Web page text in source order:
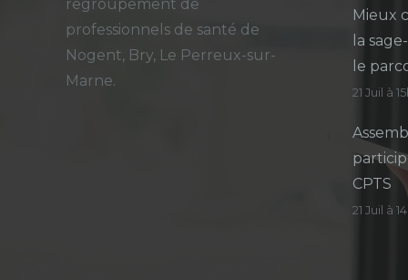
regroupement de
professionnels de santé de
Nogent, Bry, Le Perreux-sur-
Marne.
Mieux
la
le
21 Juil à
CPTS
21 Juil à